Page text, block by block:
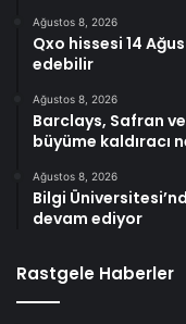
Ağustos 8, 2026
Qxo hissesi 14
edebilir
Ağustos 8, 2026
Barclays, Safran
büyüme kaldıracı
Ağustos 8, 2026
Bilgi
devam ediyor
Rastgele Haberler